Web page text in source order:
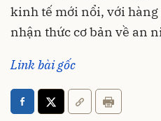
kinh tế mới nổi, với
nhận thức cơ bản về an
Link bài gốc